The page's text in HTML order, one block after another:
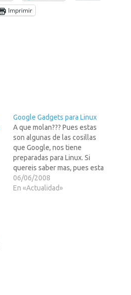
Imprimir
Google Gadgets para Linux
A que molan??? Pues estas
son algunas de las cosillas
que Google, nos tiene
preparadas para Linux. Si
quereis saber mas, pues esta
claro que tendreis que LEER
MAS >>>AngelosoPos halas
06/06/2008
En «Actualidad»